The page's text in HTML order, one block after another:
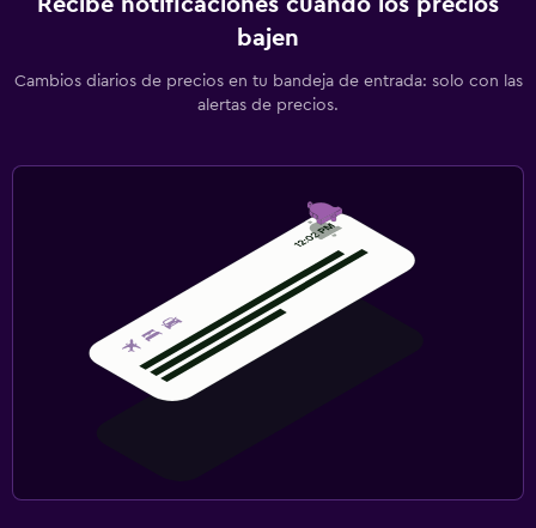
bajen
Cambios diarios de precios en tu bandeja de entrada: solo con las
alertas de precios.